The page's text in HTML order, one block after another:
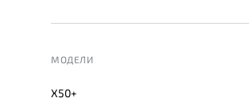
МОДЕЛИ
X50+